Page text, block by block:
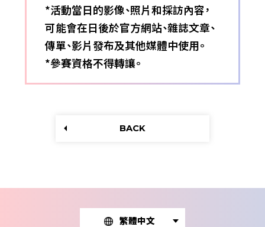
*活動當日的影像、照片和採訪內容，
可能會在日後於官方網站、雜誌文章、
傳單、影片發布及其他媒體中使用。
*參賽資格不得轉讓。
BACK
繁體中文